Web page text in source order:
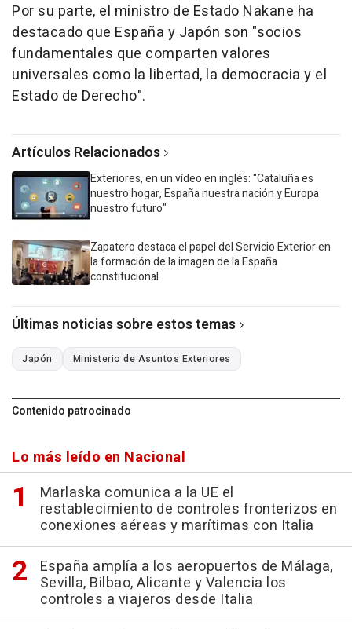
Por su parte, el ministro de Estado Nakane ha
destacado que España y Japón son "socios
fundamentales que comparten valores
universales como la libertad, la democracia y el
Estado de Derecho".
Artículos Relacionados
Exteriores, en un vídeo en inglés: "Cataluña es
nuestro hogar, España nuestra nación y Europa
nuestro futuro"
Zapatero destaca el papel del Servicio Exterior en
la formación de la imagen de la España
constitucional
Últimas noticias sobre estos temas
Japón Ministerio de Asuntos Exteriores
Contenido patrocinado
Lo más leído en Nacional
Marlaska comunica a la UE el
restablecimiento de controles fronterizos en
conexiones aéreas y marítimas con Italia
España amplía a los aeropuertos de Málaga,
Sevilla, Bilbao, Alicante y Valencia los
controles a viajeros desde Italia